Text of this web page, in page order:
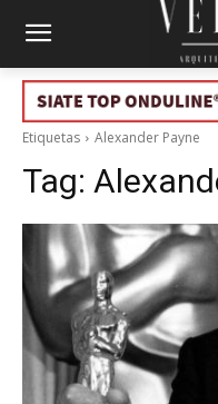
Etiquetas Alexander Payne
Tag: